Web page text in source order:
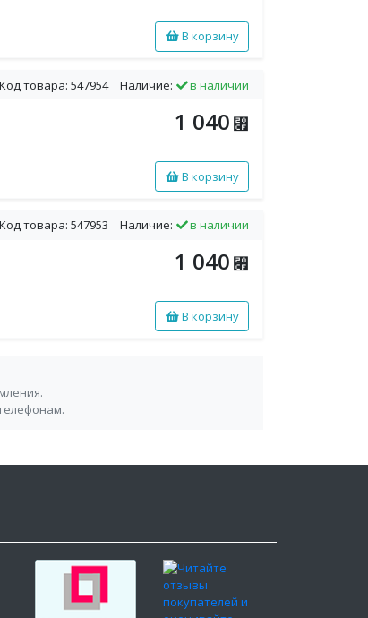
В корзину
Код товара: 547954 Наличие:
в наличии
1 040 ⃏
В корзину
Код товара: 547953 Наличие:
в наличии
1 040 ⃏
В корзину